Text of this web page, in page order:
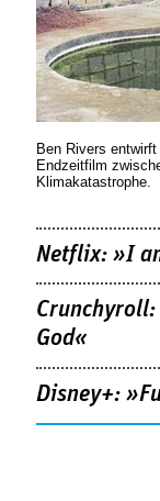
Ben Rivers
Endzeitfilm
Klimakatastrophe.
Netflix: »I
Crunchyroll:
God«
Disney+: